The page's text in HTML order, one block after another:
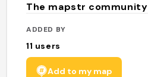
The mapstr community
ADDED BY
11 users
Add to my map